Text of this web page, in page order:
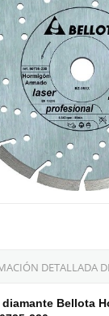
DETALLADA
diamante Bellota